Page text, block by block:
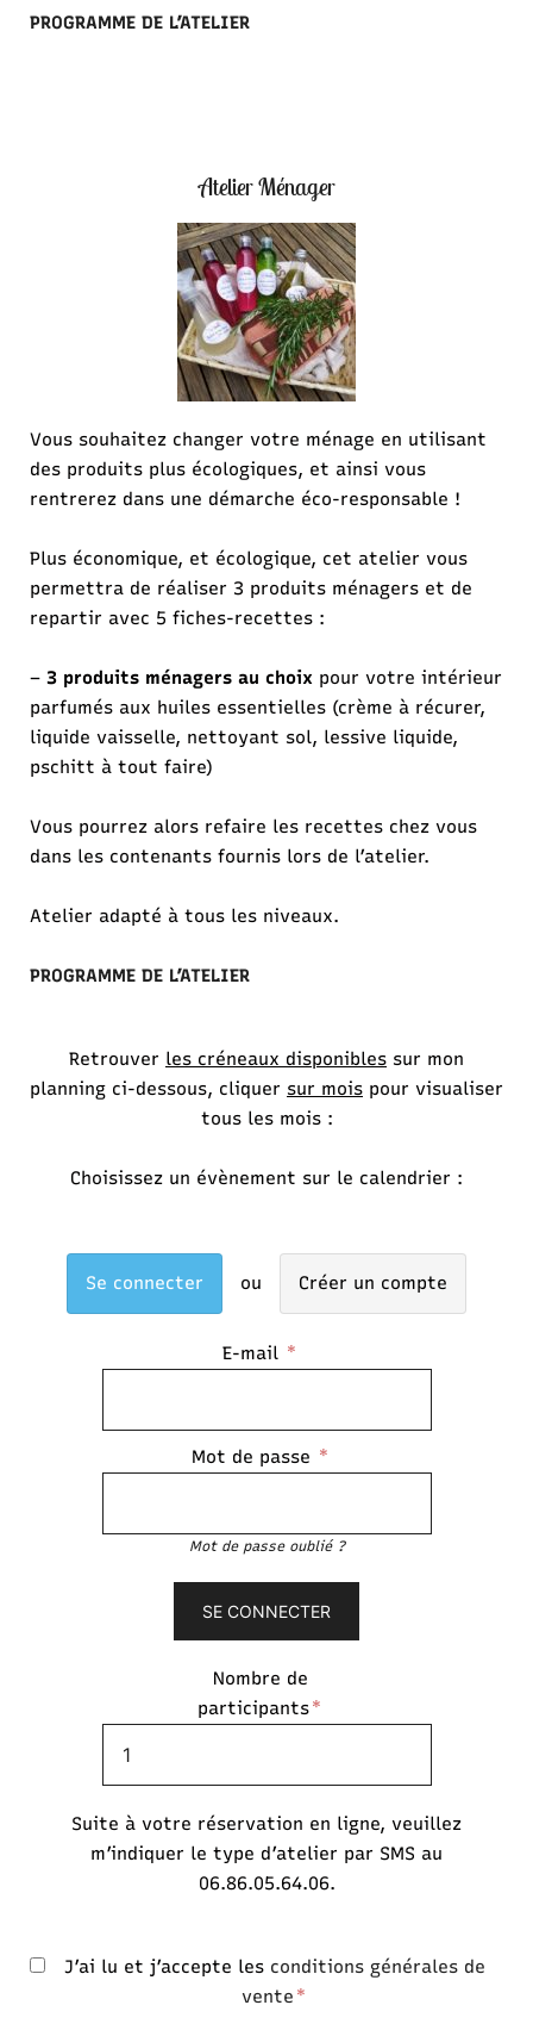
PROGRAMME DE L’ATELIER
Atelier Ménager
Vous souhaitez changer votre ménage en utilisant
des produits plus écologiques, et ainsi vous
rentrerez dans une démarche éco-responsable !
Plus économique, et écologique, cet atelier vous
permettra de réaliser 3 produits ménagers et de
repartir avec 5 fiches-recettes :
– 3 produits ménagers au choix pour votre intérieur
parfumés aux huiles essentielles (crème à récurer,
liquide vaisselle, nettoyant sol, lessive liquide,
pschitt à tout faire)
Vous pourrez alors refaire les recettes chez vous
dans les contenants fournis lors de l’atelier.
Atelier adapté à tous les niveaux.
PROGRAMME DE L’ATELIER
Retrouver les créneaux disponibles sur mon
planning ci-dessous, cliquer sur mois pour visualiser
tous les mois :
Choisissez un évènement sur le calendrier :
Se connecter Créer un compte
E-mail
Mot de passe
Mot de passe oublié ?
Nombre de
participants
Suite à votre réservation en ligne, veuillez
m’indiquer le type d’atelier par SMS au
06.86.05.64.06.
J’ai lu et j’accepte les conditions générales de
vente